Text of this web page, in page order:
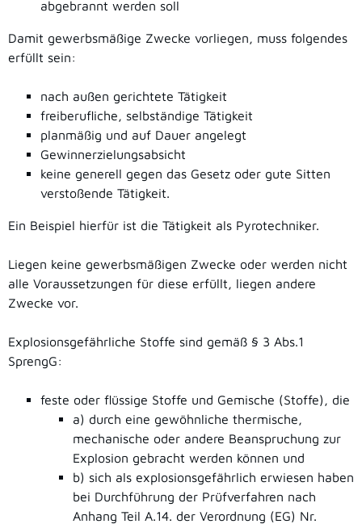
abgebrannt werden soll
Damit gewerbsmäßige Zwecke vorliegen, muss folgendes
erfüllt sein:
nach außen gerichtete Tätigkeit
freiberufliche, selbständige Tätigkeit
planmäßig und auf Dauer angelegt
Gewinnerzielungsabsicht
keine generell gegen das Gesetz oder gute Sitten
verstoßende Tätigkeit.
Ein Beispiel hierfür ist die Tätigkeit als Pyrotechniker.
Liegen keine gewerbsmäßigen Zwecke oder werden nicht
alle Voraussetzungen für diese erfüllt, liegen andere
Zwecke vor.
Explosionsgefährliche Stoffe sind gemäß § 3 Abs.1
SprengG:
feste oder flüssige Stoffe und Gemische (Stoffe), die
a) durch eine gewöhnliche thermische,
mechanische oder andere Beanspruchung zur
Explosion gebracht werden können und
b) sich als explosionsgefährlich erwiesen haben
bei Durchführung der Prüfverfahren nach
Anhang Teil A.14. der Verordnung (EG) Nr.